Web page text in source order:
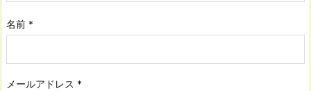
名前 *
メールアドレス *